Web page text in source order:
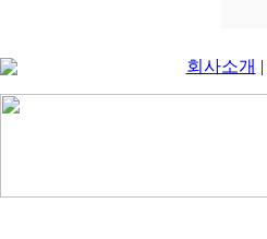
회사소개 |